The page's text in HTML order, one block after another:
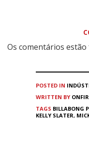
Os comentários estão
POSTED IN
WRITTEN BY
TAGS BILLABONG
KELLY SLATER,